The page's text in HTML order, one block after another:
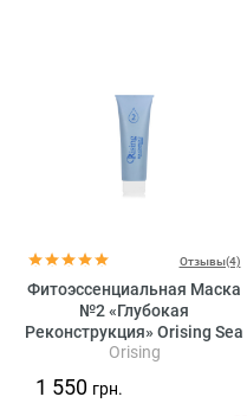
Отзывы(4)
Фитоэссенциальная Маска
№2 «Глубокая
Реконструкция» Orising Sea
Complex 3
Orising
1 550 грн.